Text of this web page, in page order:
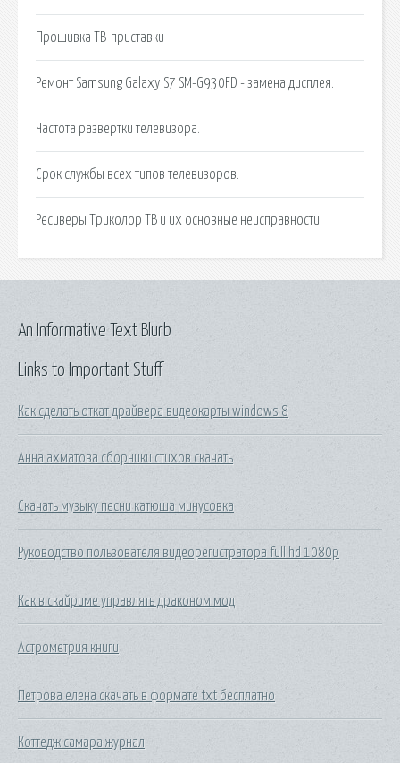
Прошивка ТВ-приставки
Ремонт Samsung Galaxy S7 SM-G930FD - замена дисплея.
Частота развертки телевизора.
Срок службы всех типов телевизоров.
Ресиверы Триколор ТВ и их основные неисправности.
Links to Important Stuff
Как сделать откат драйвера видеокарты windows 8
Анна ахматова сборники стихов скачать
Скачать музыку песни катюша минусовка
Руководство пользователя видеорегистратора full hd 1080p
Как в скайриме управлять драконом мод
Астрометрия книги
Петрова елена скачать в формате txt бесплатно
Коттедж самара журнал
An Informative Text Blurb